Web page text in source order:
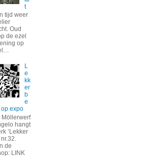
t
tijd weer
Oud
de ezel
op
L
e
kk
er
b
e
expo
Möllerwerf
hangt
‘Lekker
de
LINK